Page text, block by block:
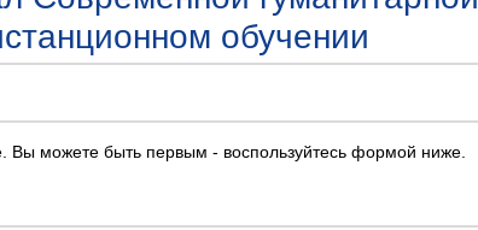
обучении
Вы можете быть первым - воспользуйтесь формой ниже.